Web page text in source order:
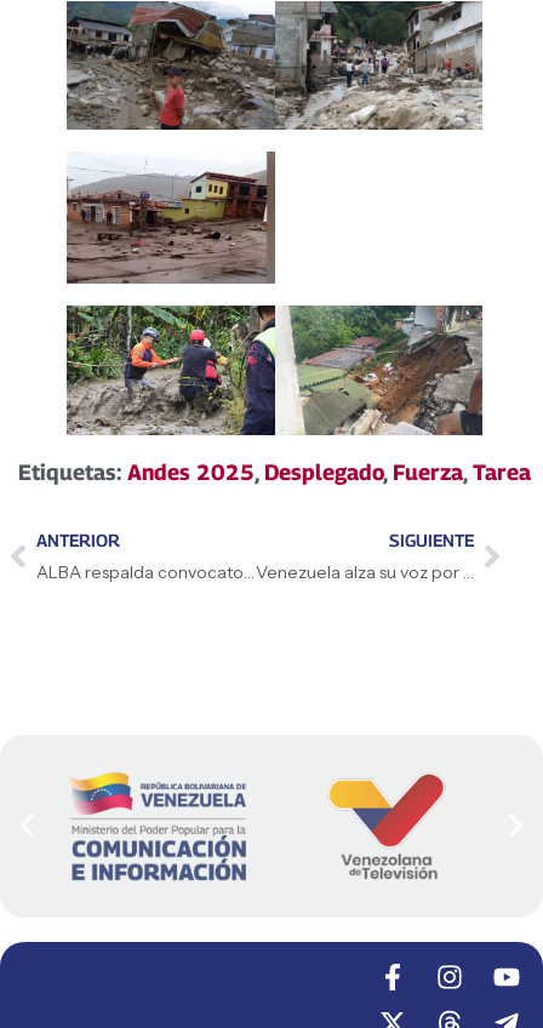
Etiquetas: Andes 2025, Desplegado, Fuerza,Tarea
ANTERIOR
ALBA respalda convocatoria de Maduro para cumbre por la paz
SIGUIENTE
Venezuela alza su voz por la Paz